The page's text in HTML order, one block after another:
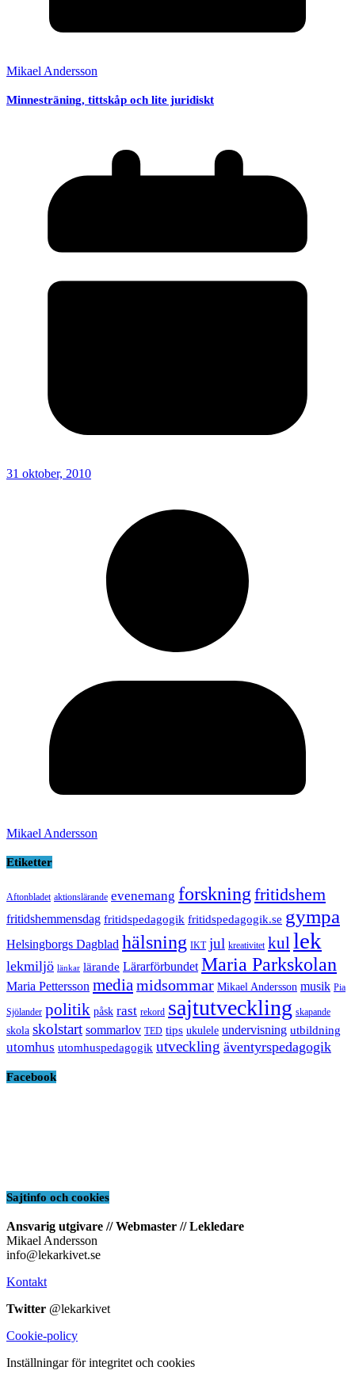
Mikael Andersson
Minnesträning, tittskåp och lite juridiskt
31 oktober, 2010
Mikael Andersson
Etiketter
Aftonbladet aktionslärande evenemang forskning fritidshem
fritidshemmensdag fritidspedagogik fritidspedagogik.se gympa
Helsingborgs Dagblad hälsning IKT jul kreativitet kul lek
lekmiljö länkar lärande Lärarförbundet Maria Parkskolan
Maria Pettersson media midsommar Mikael Andersson musik Pia
Sjölander politik påsk rast rekord sajtutveckling skapande
skola skolstart sommarlov TED tips ukulele undervisning utbildning
utomhus utomhuspedagogik utveckling äventyrspedagogik
Facebook
Sajtinfo och cookies
Ansvarig utgivare // Webmaster // Lekledare
Mikael Andersson
info@lekarkivet.se
Kontakt
Twitter @lekarkivet
Cookie-policy
Inställningar för integritet och cookies